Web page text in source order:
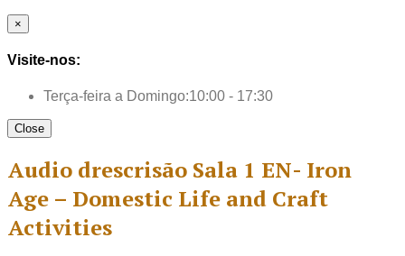
×
Visite-nos:
Terça-feira a Domingo:10:00 - 17:30
Close
Audio drescrisão Sala 1 EN- Iron
Age – Domestic Life and Craft
Activities